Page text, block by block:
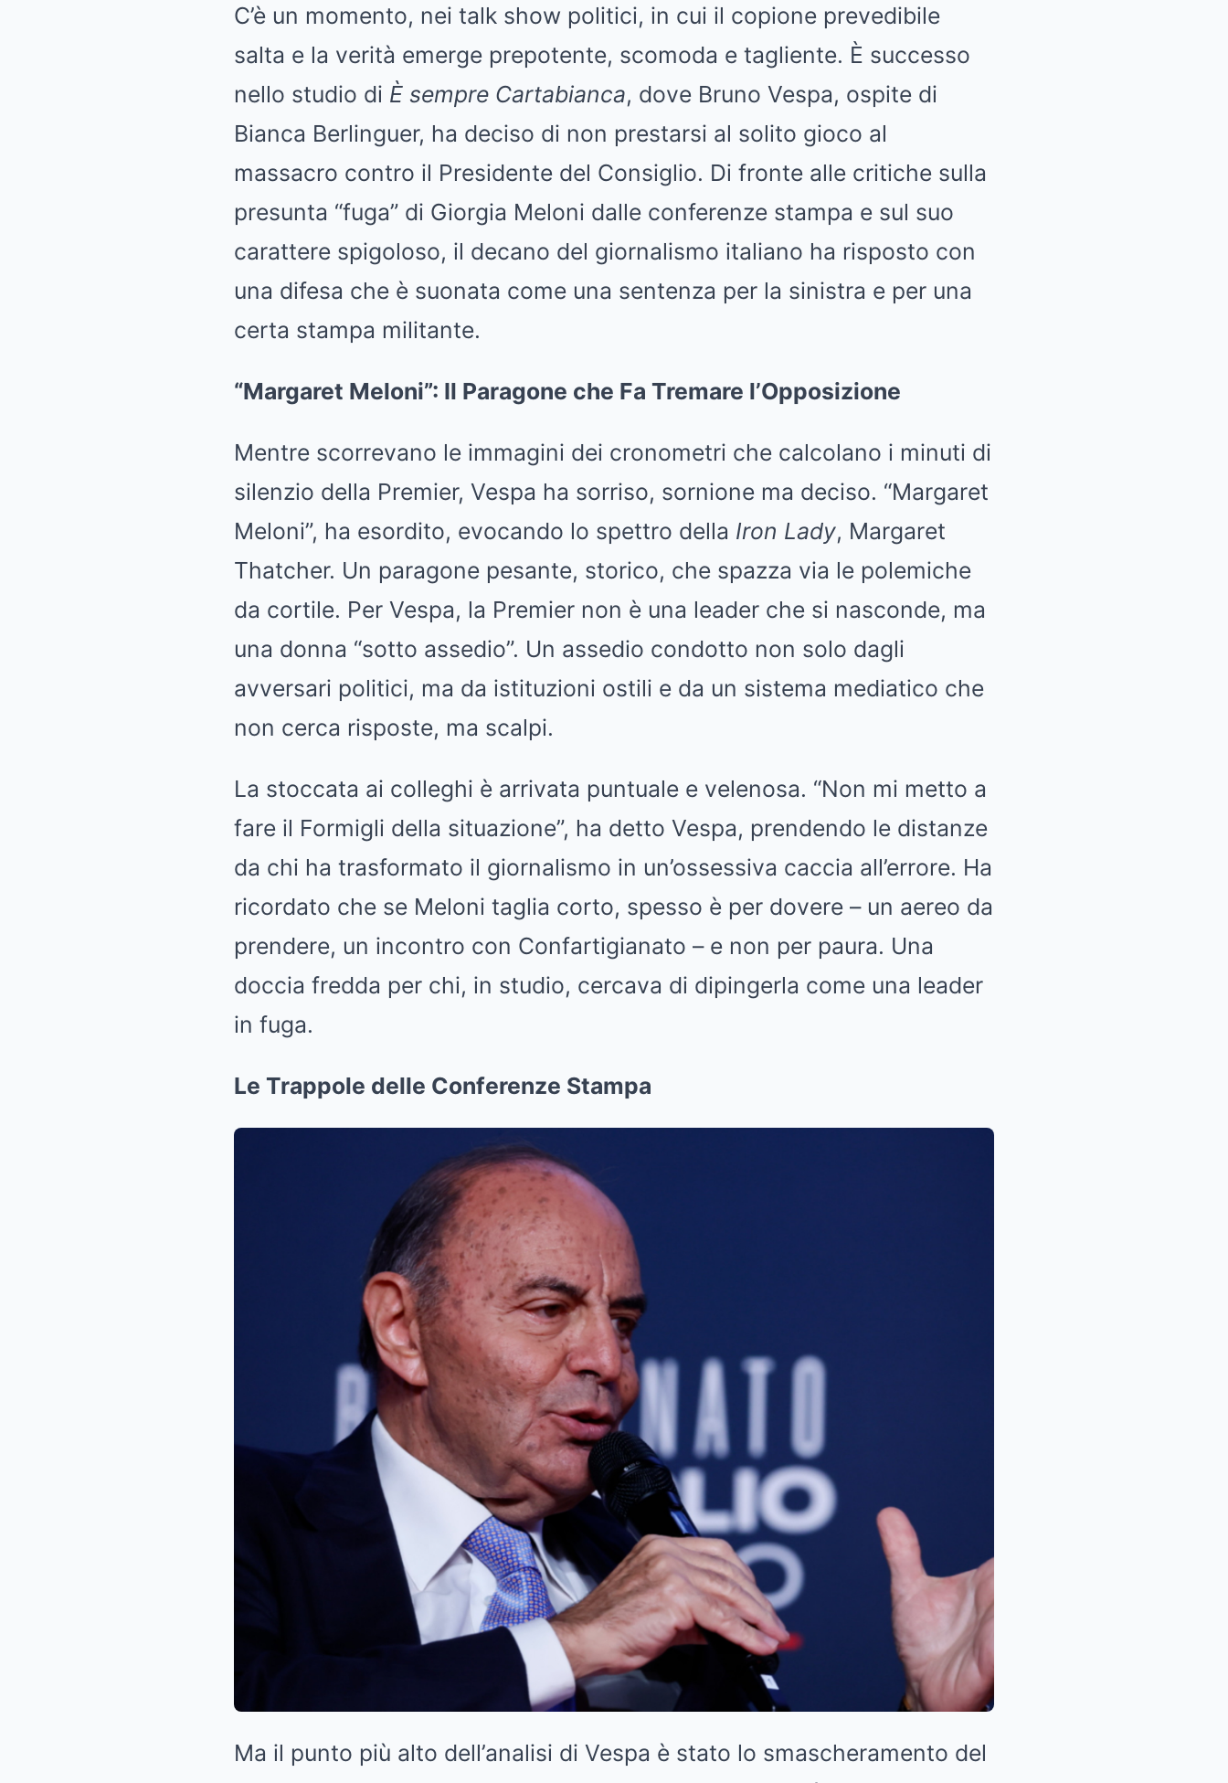
C’è un momento, nei talk show politici, in cui il copione prevedibile
salta e la verità emerge prepotente, scomoda e tagliente. È successo
nello studio di È sempre Cartabianca, dove Bruno Vespa, ospite di
Bianca Berlinguer, ha deciso di non prestarsi al solito gioco al
massacro contro il Presidente del Consiglio. Di fronte alle critiche sulla
presunta “fuga” di Giorgia Meloni dalle conferenze stampa e sul suo
carattere spigoloso, il decano del giornalismo italiano ha risposto con
una difesa che è suonata come una sentenza per la sinistra e per una
certa stampa militante.
“Margaret Meloni”: Il Paragone che Fa Tremare l’Opposizione
Mentre scorrevano le immagini dei cronometri che calcolano i minuti di
silenzio della Premier, Vespa ha sorriso, sornione ma deciso. “Margaret
Meloni”, ha esordito, evocando lo spettro della Iron Lady, Margaret
Thatcher. Un paragone pesante, storico, che spazza via le polemiche
da cortile. Per Vespa, la Premier non è una leader che si nasconde, ma
una donna “sotto assedio”. Un assedio condotto non solo dagli
avversari politici, ma da istituzioni ostili e da un sistema mediatico che
non cerca risposte, ma scalpi.
La stoccata ai colleghi è arrivata puntuale e velenosa. “Non mi metto a
fare il Formigli della situazione”, ha detto Vespa, prendendo le distanze
da chi ha trasformato il giornalismo in un’ossessiva caccia all’errore. Ha
ricordato che se Meloni taglia corto, spesso è per dovere – un aereo da
prendere, un incontro con Confartigianato – e non per paura. Una
doccia fredda per chi, in studio, cercava di dipingerla come una leader
in fuga.
Le Trappole delle Conferenze Stampa
Ma il punto più alto dell’analisi di Vespa è stato lo smascheramento del